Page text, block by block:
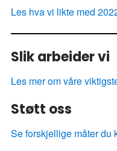
Les hva vi likte med
Slik arbeider vi
Les mer om våre
Støtt oss
Se forskjellige måter du